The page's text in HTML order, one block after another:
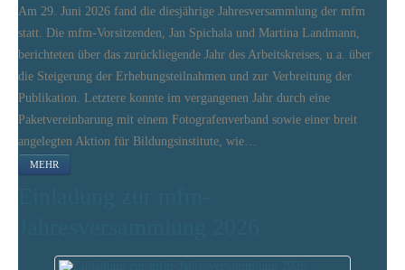
Am 29. Juni 2026 fand die diesjährige Jahresversammlung der mfm
statt. Die mfm-Vorsitzenden, Jan Spichala und Martina Landmann,
berichteten über das zurückliegende Jahr des Arbeitskreises, u.a. über
die Steigerung der Erhebungsteilnahmen und zur Verbreitung der
Publikation. Letztere konnte im vergangenen Jahr durch eine
Paketvereinbarung mit einem Fotografenverband sowie einer breit
angelegten Aktion für Bildungsinstitute, wie…
MEHR